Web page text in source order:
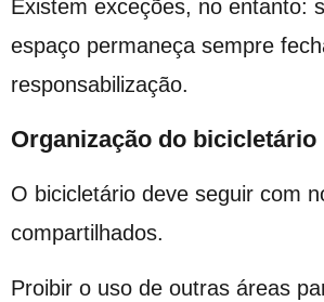
Existem exceções, no entanto:
espaço permaneça sempre
responsabilização.
Organização do bicicletário
O bicicletário deve seguir com
compartilhados.
Proibir o uso de outras áreas